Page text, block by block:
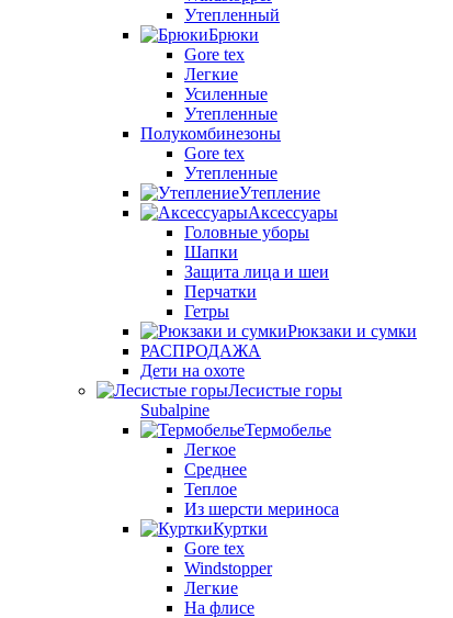
Утепленный
Брюки
Gore tex
Легкие
Усиленные
Утепленные
Полукомбинезоны
Gore tex
Утепленные
Утепление
Аксессуары
Головные уборы
Шапки
Защита лица и шеи
Перчатки
Гетры
Рюкзаки и сумки
РАСПРОДАЖА
Дети на охоте
Лесистые горы
Subalpine
Термобелье
Легкое
Среднее
Теплое
Из шерсти мериноса
Куртки
Gore tex
Windstopper
Легкие
На флисе